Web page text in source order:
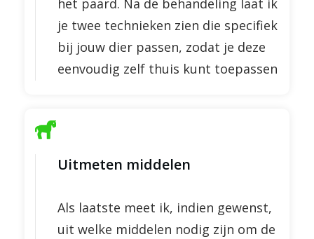
het paard. Na de behandeling laat ik
je twee technieken zien die specifiek
bij jouw dier passen, zodat je deze
eenvoudig zelf thuis kunt toepassen
Uitmeten middelen
Als laatste meet ik, indien gewenst,
uit welke middelen nodig zijn om de